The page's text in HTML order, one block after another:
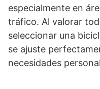
especialmente en
tráfico. Al valorar
seleccionar una
se ajuste
necesidades